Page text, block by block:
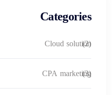
Categories
Cloud solution
(2)
CPA marketing
(3)